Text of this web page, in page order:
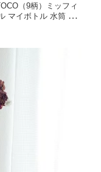
（9柄）ミッフィ
マイボトル 水筒 コ
ップ ギフト